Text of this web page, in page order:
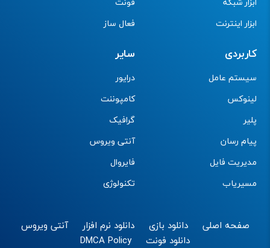
ابزار اینترنت
فعال ساز
کاربردی
سیستم عامل
لینوکس
پلیر
پیام رسان
مدیریت فایل
مسیریاب
سایر
درایور
کامپوننت
گرافیک
آنتی ویروس
فایروال
تکنولوژی
صفحه اصلی دانلود بازی دانلود نرم افزار
آنتی ویروس
دانلود فونت
DMCA Policy